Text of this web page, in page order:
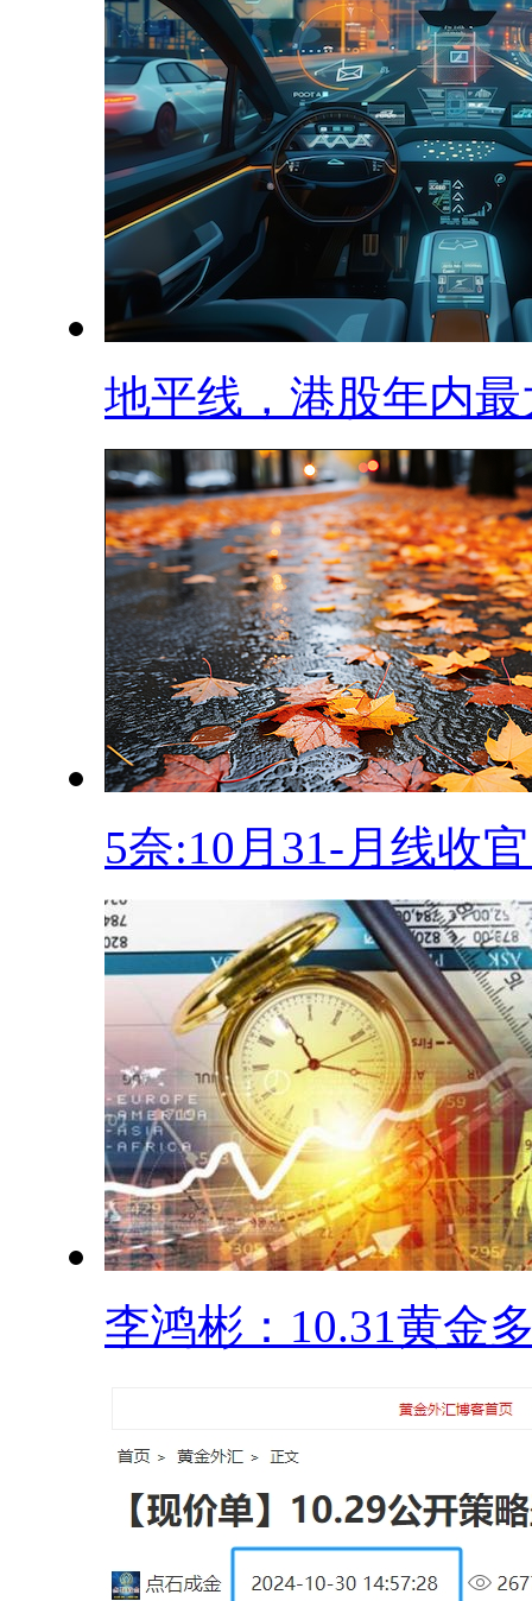
地平线，港股年内最
5奈:10月31-月线收
李鸿彬：10.31黄金